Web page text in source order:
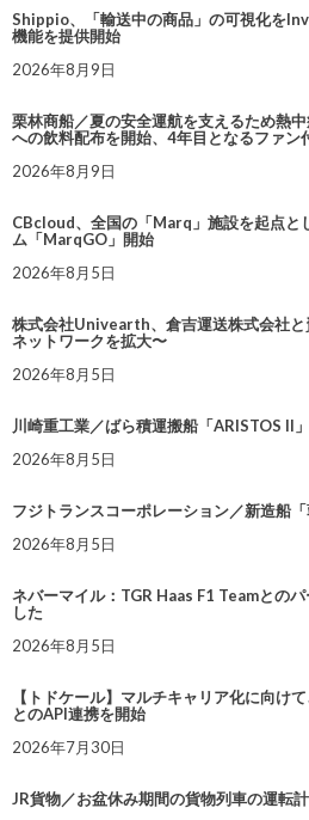
Shippio、「輸送中の商品」の可視化を
機能を提供開始
2026年8月9日
栗林商船／夏の安全運航を支えるため熱
への飲料配布を開始、4年目となるファン
2026年8月9日
CBcloud、全国の「Marq」施設を起点と
ム「MarqGO」開始
2026年8月5日
株式会社Univearth、倉吉運送株式会社
ネットワークを拡大〜
2026年8月5日
川崎重工業／ばら積運搬船「ARISTOS II
2026年8月5日
フジトランスコーポレーション／新造船
2026年8月5日
ネバーマイル：TGR Haas F1 Teamとの
した
2026年8月5日
【トドケール】マルチキャリア化に向け
とのAPI連携を開始
2026年7月30日
JR貨物／お盆休み期間の貨物列車の運転